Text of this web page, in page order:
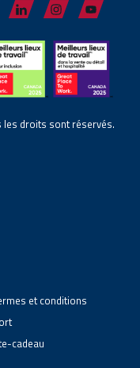
les droits sont réservés.
et conditions
cadeau